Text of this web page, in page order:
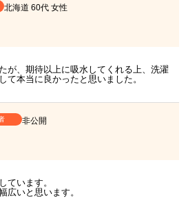
北海道 60代 女性
が、期待以上に吸水してくれる上、洗濯
て本当に良かったと思いました。
非公開
ています。